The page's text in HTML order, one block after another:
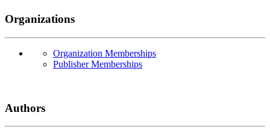
Organizations
Organization Memberships
Publisher Memberships
Authors